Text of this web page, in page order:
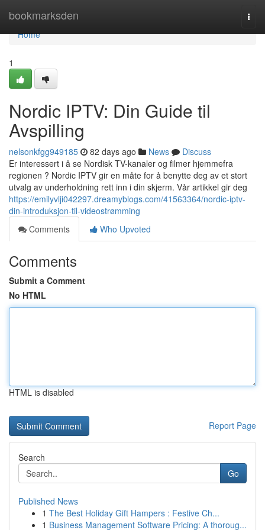
bookmarksden
Home
Home
1
Nordic IPTV: Din Guide til
Avspilling
nelsonkfgg949185 82 days ago News
Discuss
Er interessert i å se Nordisk TV-kanaler og filmer hjemmefra
regionen ? Nordic IPTV gir en måte for å benytte deg av et stort
utvalg av underholdning rett inn i din skjerm. Vår artikkel gir deg
https://emilyvlji042297.dreamyblogs.com/41563364/nordic-iptv-
din-introduksjon-til-videostrømming
Comments
Who Upvoted
Comments
Submit a Comment
No HTML
HTML is disabled
Report Page
Search
Go
Published News
1 The Best Holiday Gift Hampers : Festive Ch...
1 Business Management Software Pricing: A thoroug...